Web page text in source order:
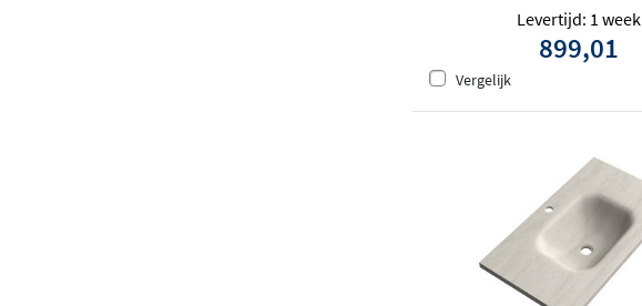
Levertijd: 1 week
899,01
Vergelijk